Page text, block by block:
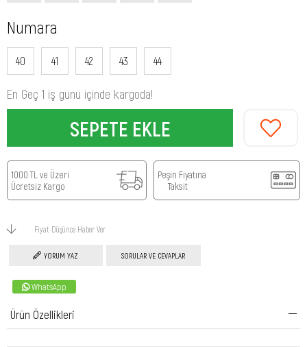
Numara
40 41 42 43 44
En Geç 1 iş günü içinde kargoda!
1000 TL ve Üzeri
Ücretsiz Kargo
Peşin Fiyatına
Taksit
Fiyat Düşünce Haber Ver
YORUM YAZ SORULAR VE CEVAPLAR
WhatsApp
Ürün Özellikleri